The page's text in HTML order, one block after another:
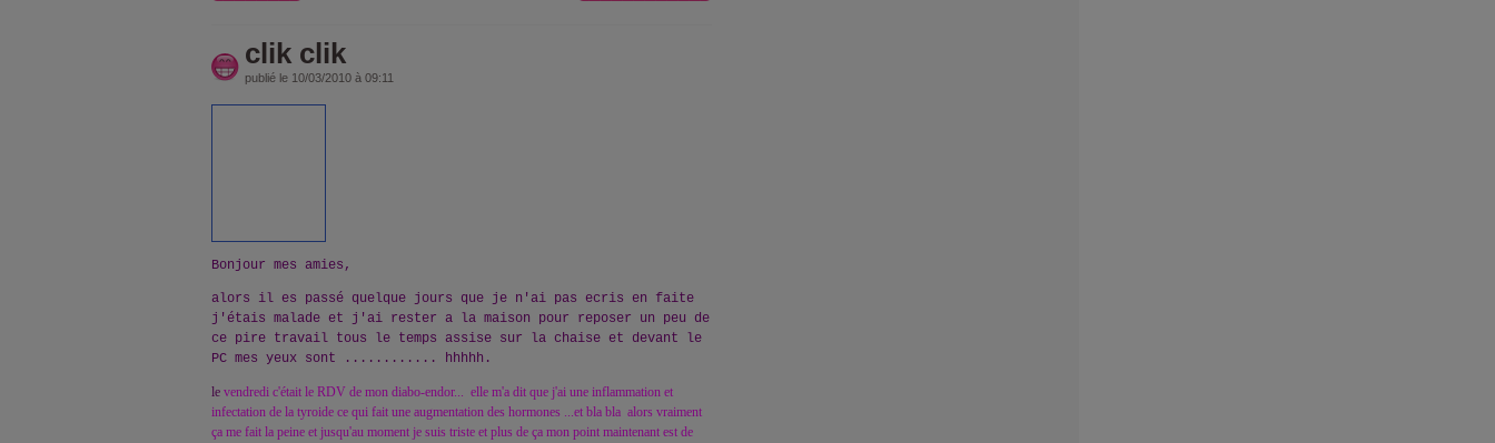
clik clik
publié le 10/03/2010 à 09:11
Bonjour mes amies,
alors il es passé quelque jours que je n'ai pas ecris en faite
j'étais malade et j'ai rester a la maison pour reposer un peu de
ce pire travail tous le temps assise sur la chaise et devant le
PC mes yeux sont ............ hhhhh.
le vendredi c'était le RDV de mon diabo-endor... elle m'a dit que j'ai une inflammation et
infectation de la tyroide ce qui fait une augmentation des hormones ...et bla bla alors vraiment
ça me fait la peine et jusqu'au moment je suis triste et plus de ça mon point maintenant est de